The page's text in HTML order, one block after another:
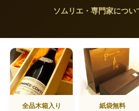
ソムリエ・専門家につい
全品木箱入り 紙袋無料